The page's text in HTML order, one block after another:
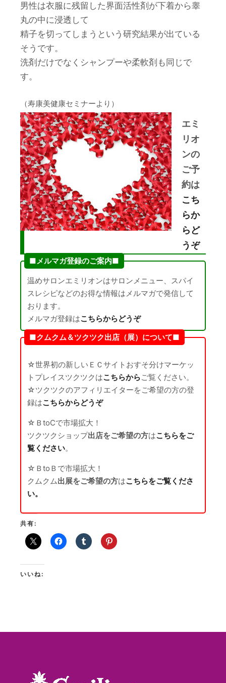
男性は衣服に残留した界面活性剤が下着から睾
丸の中に浸透して
精子を切ってしまうという研究結果が出ている
そうです。
洗剤だけでなくシャンプーや柔軟剤も同じで
す。
（寿康美健康セミナーより）
エミ
リオ
ンの
ご予
約は
こち
らか
らど
うぞ
■メルマガ登録のご案内■
温めサロンエミリオンはサロンメニュー、スパイ
スレシピなどのお得な情報はメルマガで発信して
おります。
メルマガ登録はこちらからどうぞ
■クムクム＆ツクツク出店（展）について■
☆世界初の新しいＥＣサイトおすそ分けマーケッ
トプレイスツクツクはこちらからご覧ください。
☆ツクツクのアフィリエイターをご希望の方の登
録はこちらからどうぞ
☆ＢtoCで市場拡大！
ツクツクショップ出店をご希望の方はこちらをご
覧ください。
☆ＢtoＢで市場拡大！
クムクム出展をご希望の方はこちらをご覧くださ
い。
共有:
いいね: